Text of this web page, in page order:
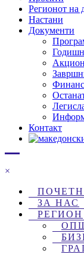
Регионот на
Настани
Документи
Контакт
×
ЗА НАС
РЕГИОН